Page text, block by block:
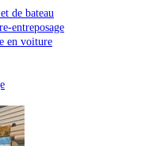
de bateau
entreposage
en voiture